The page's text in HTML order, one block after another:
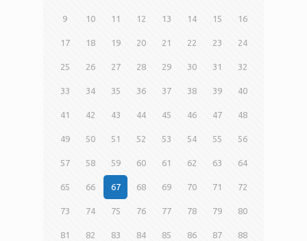
9 10 11 12 13 14 15 16
17 18 19 20 21 22 23 24
25 26 27 28 29 30 31 32
33 34 35 36 37 38 39 40
41 42 43 44 45 46 47 48
49 50 51 52 53 54 55 56
57 58 59 60 61 62 63 64
65 66 67 68 69 70 71 72
73 74 75 76 77 78 79 80
81 82 83 84 85 86 87 88